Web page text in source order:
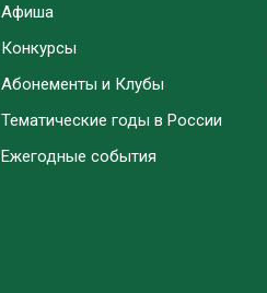
Афиша
Конкурсы
Абонементы и Клубы
Тематические годы в России
Ежегодные события